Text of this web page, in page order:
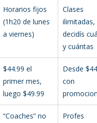
Horarios fijos
(1h20 de lunes
a viernes)
Clases
ilimitadas,
decidís
y cuántas
$44.99 el
primer mes,
luego $49.99
Desde
con
“Coaches” no
Profes